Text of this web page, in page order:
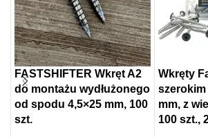
FASTSHIFTER Wkręt A2
do montażu wydłużonego
od spodu 4,5×25 mm, 100
szt.
Wkręty
szerokim
mm, z
100 szt.,